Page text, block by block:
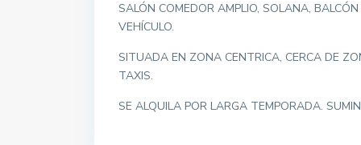
SALÓN COMEDOR AMPLIO, SOLANA,
VEHÍCULO.
SITUADA EN ZONA CENTRICA, CERCA DE
TAXIS.
SE ALQUILA POR LARGA TEMPORADA.